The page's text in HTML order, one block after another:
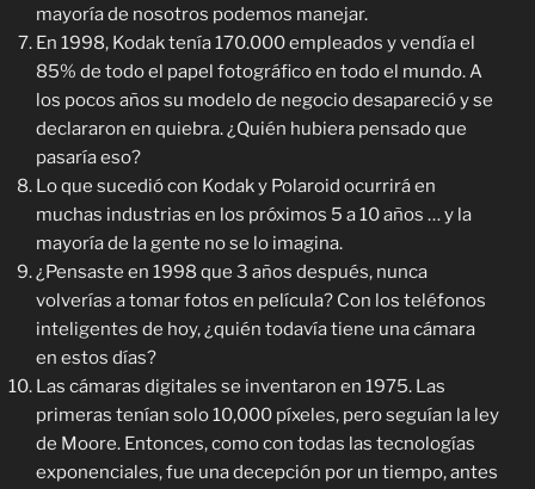
mayoría de nosotros podemos manejar.
En 1998, Kodak tenía 170.000 empleados y vendía el
85% de todo el papel fotográfico en todo el mundo. A
los pocos años su modelo de negocio desapareció y se
declararon en quiebra. ¿Quién hubiera pensado que
pasaría eso?
Lo que sucedió con Kodak y Polaroid ocurrirá en
muchas industrias en los próximos 5 a 10 años … y la
mayoría de la gente no se lo imagina.
¿Pensaste en 1998 que 3 años después, nunca
volverías a tomar fotos en película? Con los teléfonos
inteligentes de hoy, ¿quién todavía tiene una cámara
en estos días?
Las cámaras digitales se inventaron en 1975. Las
primeras tenían solo 10,000 píxeles, pero seguían la ley
de Moore. Entonces, como con todas las tecnologías
exponenciales, fue una decepción por un tiempo, antes